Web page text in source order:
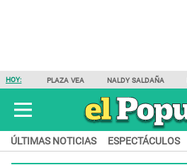
HOY: PLAZA VEA NALDY SALDAÑA
ÚLTIMAS NOTICIAS ESPECTÁCULOS